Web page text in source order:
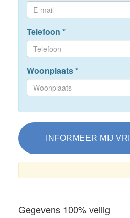
Telefoon *
Woonplaats*
Gegevens 100% veilig